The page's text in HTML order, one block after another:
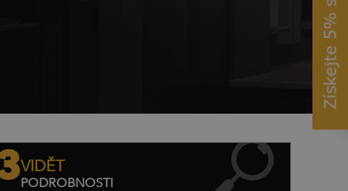
VIDĚT
PODROBNOSTI